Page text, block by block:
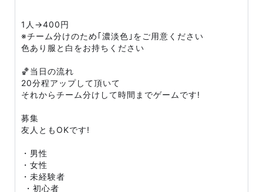
1人→400円
※チーム分けのため｢濃淡色｣をご用意ください
色あり服と白をお持ちください
🏀当日の流れ
20分程アップして頂いて
それからチーム分けして時間までゲームです!
募集
友人ともOKです!
・男性
・女性
・未経験者
・初心者